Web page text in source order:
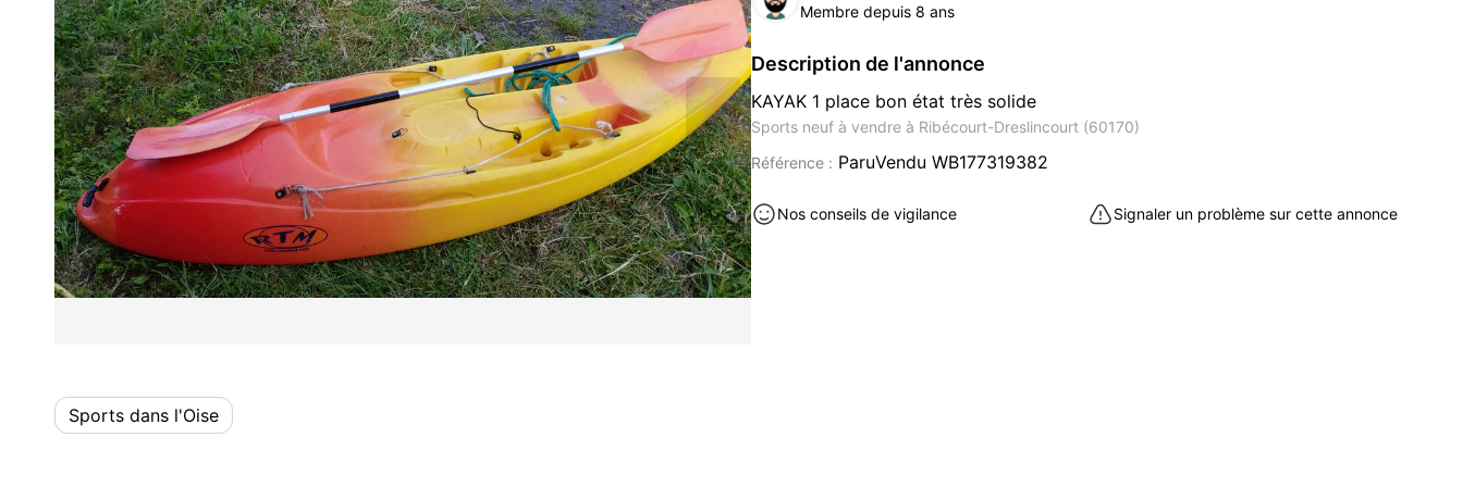
Membre depuis 8 ans
Description de l'annonce
KAYAK 1 place bon état très solide
Sports neuf à vendre à Ribécourt-Dreslincourt (60170)
Référence : ParuVendu WB177319382
Nos conseils de vigilance Signaler un problème sur cette annonce
Sports dans l'Oise